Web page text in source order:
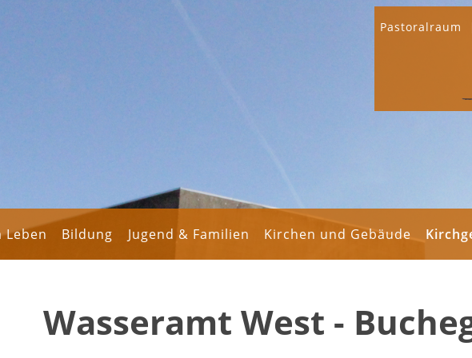
Pastoralraum
Bildung Jugend & Familien Kirchen und Gebäude
Wasseramt West -